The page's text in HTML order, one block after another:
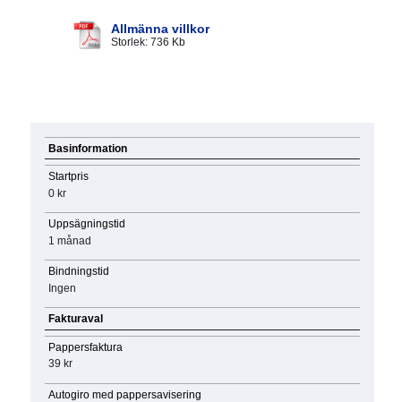
Allmänna villkor
Storlek: 736 Kb
Basinformation
Startpris
0 kr
Uppsägningstid
1 månad
Bindningstid
Ingen
Fakturaval
Pappersfaktura
39 kr
Autogiro med pappersavisering